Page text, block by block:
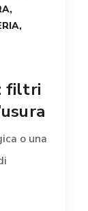
,
,
filtri
o una